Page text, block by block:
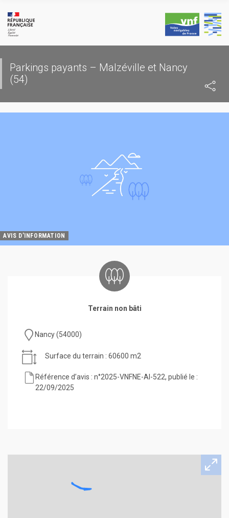
content
Parkings payants – Malzéville et Nancy
(54)
AVIS D’INFORMATION
Terrain non bâti
Nancy (54000)
Surface du terrain : 60600 m2
Référence d’avis : n°2025-VNFNE-AI-522, publié le :
22/09/2025